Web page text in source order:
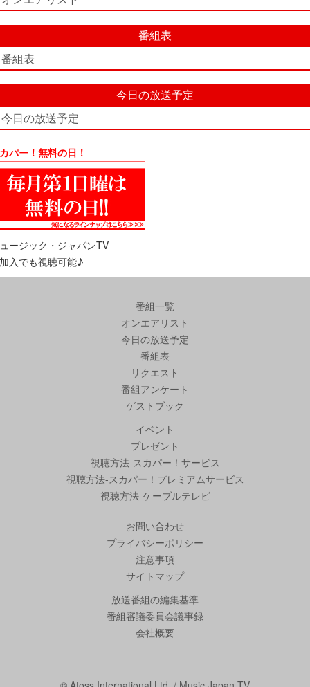
番組表
番組表
今日の放送予定
今日の放送予定
パー！無料の日！
ージック・ジャパンTV
入でも視聴可能♪
番組一覧
オンエアリスト
今日の放送予定
番組表
リクエスト
番組アンケート
ゲストブック
イベント
プレゼント
視聴方法-スカパー！サービス
視聴方法-スカパー！プレミアムサービス
視聴方法-ケーブルテレビ
お問い合わせ
プライバシーポリシー
注意事項
サイトマップ
放送番組の編集基準
番組審議委員会議事録
会社概要